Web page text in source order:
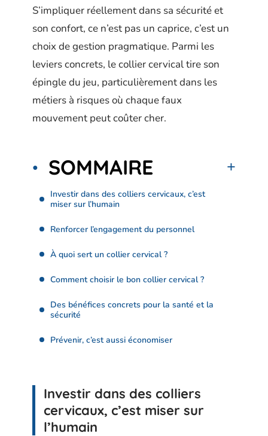
S’impliquer réellement dans sa sécurité et
son confort, ce n’est pas un caprice, c’est un
choix de gestion pragmatique. Parmi les
leviers concrets, le collier cervical tire son
épingle du jeu, particulièrement dans les
métiers à risques où chaque faux
mouvement peut coûter cher.
SOMMAIRE
Investir dans des colliers cervicaux, c’est
miser sur l’humain
Renforcer l’engagement du personnel
À quoi sert un collier cervical ?
Comment choisir le bon collier cervical ?
Des bénéfices concrets pour la santé et la
sécurité
Prévenir, c’est aussi économiser
Investir dans des colliers
cervicaux, c’est miser sur
l’humain